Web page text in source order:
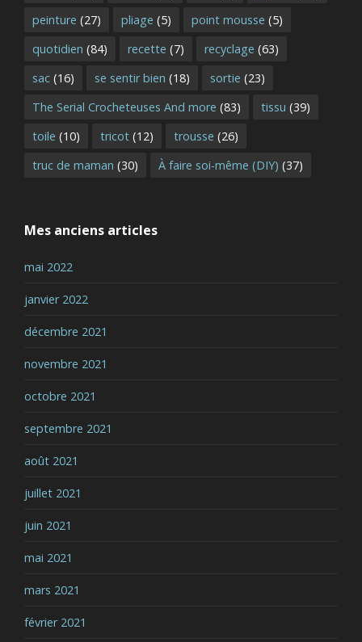
peinture (27) pliage (5) point mousse (5)
quotidien (84) recette (7) recyclage (63)
sac (16) se sentir bien (18) sortie (23)
The Serial Crocheteuses And more (83) tissu (39)
toile (10) tricot (12) trousse (26)
truc de maman (30) À faire soi-même (DIY) (37)
Mes anciens articles
mai 2022
janvier 2022
décembre 2021
novembre 2021
octobre 2021
septembre 2021
août 2021
juillet 2021
juin 2021
mai 2021
mars 2021
février 2021